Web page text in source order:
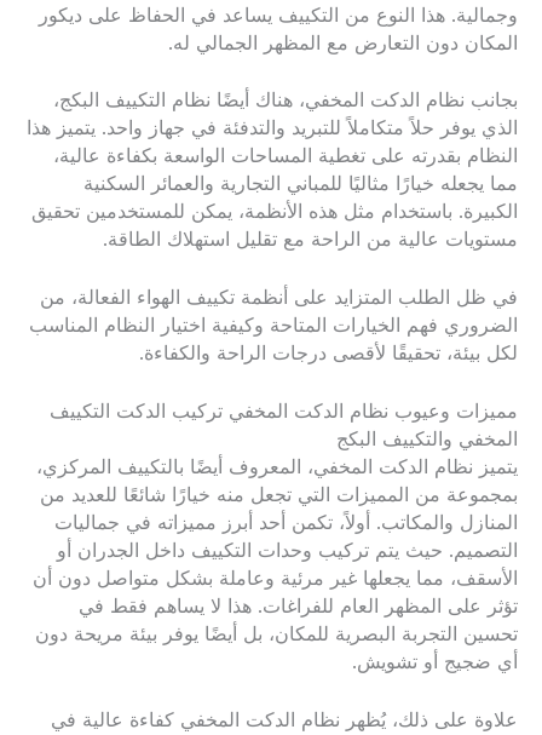
وجمالية. هذا النوع من التكييف يساعد في الحفاظ على ديكور
المكان دون التعارض مع المظهر الجمالي له.
بجانب نظام الدكت المخفي، هناك أيضًا نظام التكييف البكج،
الذي يوفر حلاً متكاملاً للتبريد والتدفئة في جهاز واحد. يتميز هذا
النظام بقدرته على تغطية المساحات الواسعة بكفاءة عالية،
مما يجعله خيارًا مثاليًا للمباني التجارية والعمائر السكنية
الكبيرة. باستخدام مثل هذه الأنظمة، يمكن للمستخدمين تحقيق
مستويات عالية من الراحة مع تقليل استهلاك الطاقة.
في ظل الطلب المتزايد على أنظمة تكييف الهواء الفعالة، من
الضروري فهم الخيارات المتاحة وكيفية اختيار النظام المناسب
لكل بيئة، تحقيقًا لأقصى درجات الراحة والكفاءة.
مميزات وعيوب نظام الدكت المخفي تركيب الدكت التكييف
المخفي والتكييف البكج
يتميز نظام الدكت المخفي، المعروف أيضًا بالتكييف المركزي،
بمجموعة من المميزات التي تجعل منه خيارًا شائعًا للعديد من
المنازل والمكاتب. أولاً، تكمن أحد أبرز مميزاته في جماليات
التصميم. حيث يتم تركيب وحدات التكييف داخل الجدران أو
الأسقف، مما يجعلها غير مرئية وعاملة بشكل متواصل دون أن
تؤثر على المظهر العام للفراغات. هذا لا يساهم فقط في
تحسين التجربة البصرية للمكان، بل أيضًا يوفر بيئة مريحة دون
أي ضجيج أو تشويش.
علاوة على ذلك، يُظهر نظام الدكت المخفي كفاءة عالية في